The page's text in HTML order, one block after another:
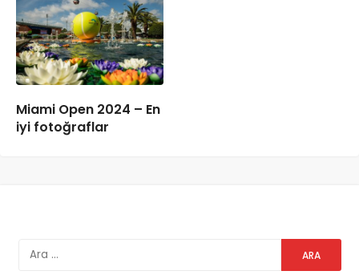
Miami Open 2024 – En
iyi fotoğraflar